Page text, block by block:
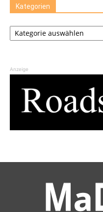
Kategorien
Kategorien
Anzeige